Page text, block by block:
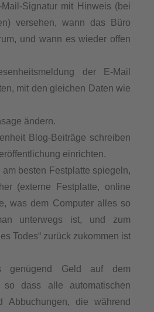
Signatur mit Hinweis (bei
versehen, wann das Büro
und wann es wieder offen
der E-Mail
mit den gleichen Daten wie
ändern.
Blog-Beiträge schreiben
einrichten.
besten Festplatte spiegeln,
(externe Festplatte, online
was dem Computer alles so
unterwegs ist, und zum
Todes“ zurück zukommen ist
genügend Geld auf dem
so dass alle automatischen
Abbuchungen, die während